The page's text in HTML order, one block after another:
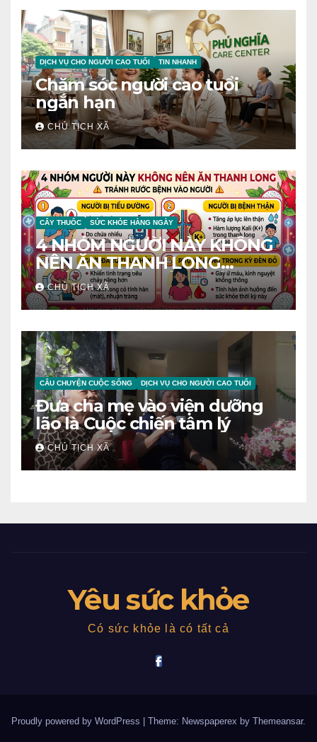
DỊCH VỤ CHO NGƯỜI CAO TUỔI TIN NHANH
Chăm sóc người cao tuổi
ngắn hạn
CHỦ TỊCH XÃ
CÂY THUỐC SỨC KHỎE HÀNG NGÀY
4 NHÓM NGƯỜI NÀY KHÔNG
NÊN ĂN THANH LONG
TRÁNH RƯỚC BỆNH VÀO
NGƯỜI
CHỦ TỊCH XÃ
CÂU CHUYỆN CUỘC SỐNG DỊCH VỤ CHO NGƯỜI CAO TUỔI
Đưa cha mẹ vào viện dưỡng
lão là Cuộc chiến tâm lý
CHỦ TỊCH XÃ
Yêu sức khỏe
Có sức khỏe là có tất cả
Proudly powered by WordPress Theme: Newspaperex by Themeansar.